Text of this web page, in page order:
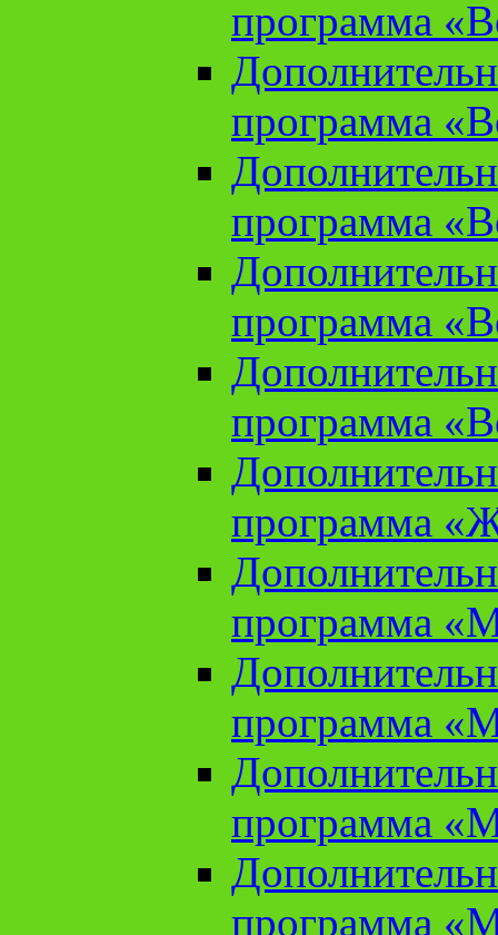
программа
программа
программа
программа
программа
программа
программа
программа
программа
программа